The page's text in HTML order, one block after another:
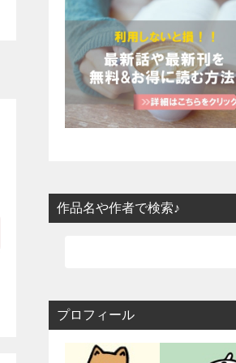
作品名や作者で検索♪
プロフィール